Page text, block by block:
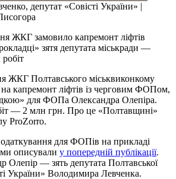
депутат «Совісті України» |
ЖКГ замовило капремонт ліфтів
зятя депутата міськради —
ЖКГ Полтавського міськвиконкому
капремонт ліфтів із черговим ФОПом,
для ФОПа Олександра Олепіра.
— 2 млн грн. Про це «Полтавщині»
ProZorro.
для ФОПів на прикладі
описували у попередній публікації.
Олепір — зять депутата Полтавської
України» Володимира Левченка.